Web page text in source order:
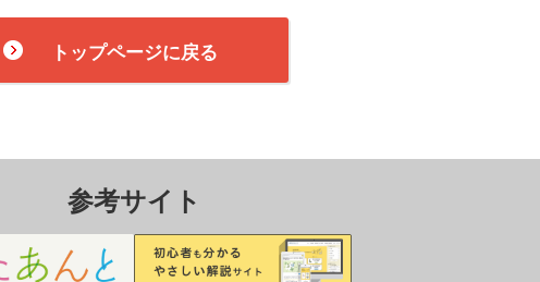
トップページに戻る
参考サイト